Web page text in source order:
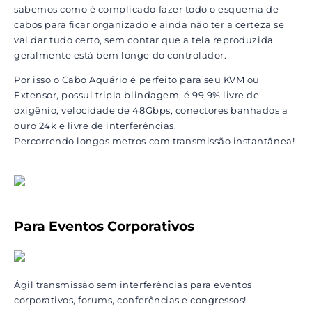
sabemos como é complicado fazer todo o esquema de
cabos para ficar organizado e ainda não ter a certeza se
vai dar tudo certo, sem contar que a tela reproduzida
geralmente está bem longe do controlador.
Por isso o Cabo Aquário é perfeito para seu KVM ou
Extensor, possui tripla blindagem, é 99,9% livre de
oxigênio, velocidade de 48Gbps, conectores banhados a
ouro 24k e livre de interferências.
Percorrendo longos metros com transmissão instantânea!
Para Eventos Corporativos
Ágil transmissão sem interferências para eventos
corporativos, forums, conferências e congressos!